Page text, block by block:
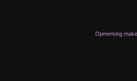
Opmerking